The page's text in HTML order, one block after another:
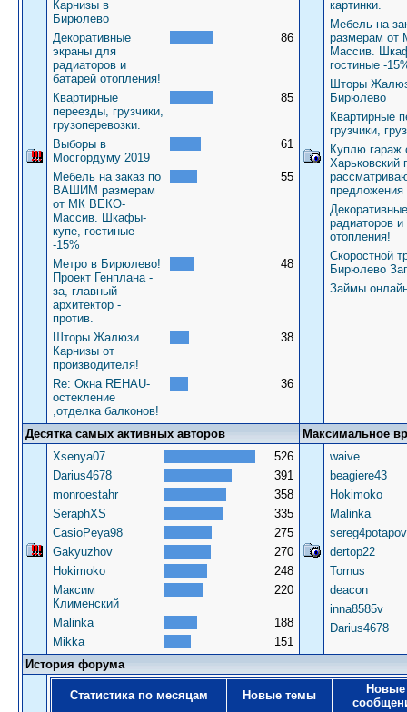
Карнизы в
Бирюлево
Декоративные
экраны для
радиаторов и
батарей отопления!
86
Квартирные
переезды, грузчики,
грузоперевозки.
85
Выборы в
Мосгордуму 2019
61
Мебель на заказ по
ВАШИМ размерам
от МК ВЕКО-
Массив. Шкафы-
купе, гостиные
-15%
55
Метро в Бирюлево!
Проект Генплана -
за, главный
архитектор -
против.
48
Шторы Жалюзи
Карнизы от
производителя!
38
Re: Окна REHAU-
остекление
,отделка балконов!
36
картинки.
Мебель на
размерам
Массив.
гостиные -
Шторы
Бирюлево
Квартирные
грузчики,
Куплю гараж
Харьковский
предложения
радиаторов и
отопления!
Скоростной
Бирюлево
Займы
Десятка самых активных авторов
Максимальное
Xsenya07
526
Darius4678
391
monroestahr
358
SeraphXS
335
CasioPeya98
275
Gakyuzhov
270
Hokimoko
248
Максим
Клименский
220
Malinka
188
Mikka
151
waive
beagiere43
Hokimoko
Malinka
sereg4potapov
dertop22
Tornus
deacon
inna8585v
Darius4678
История форума
Статистика по месяцам Новые темы
Новые